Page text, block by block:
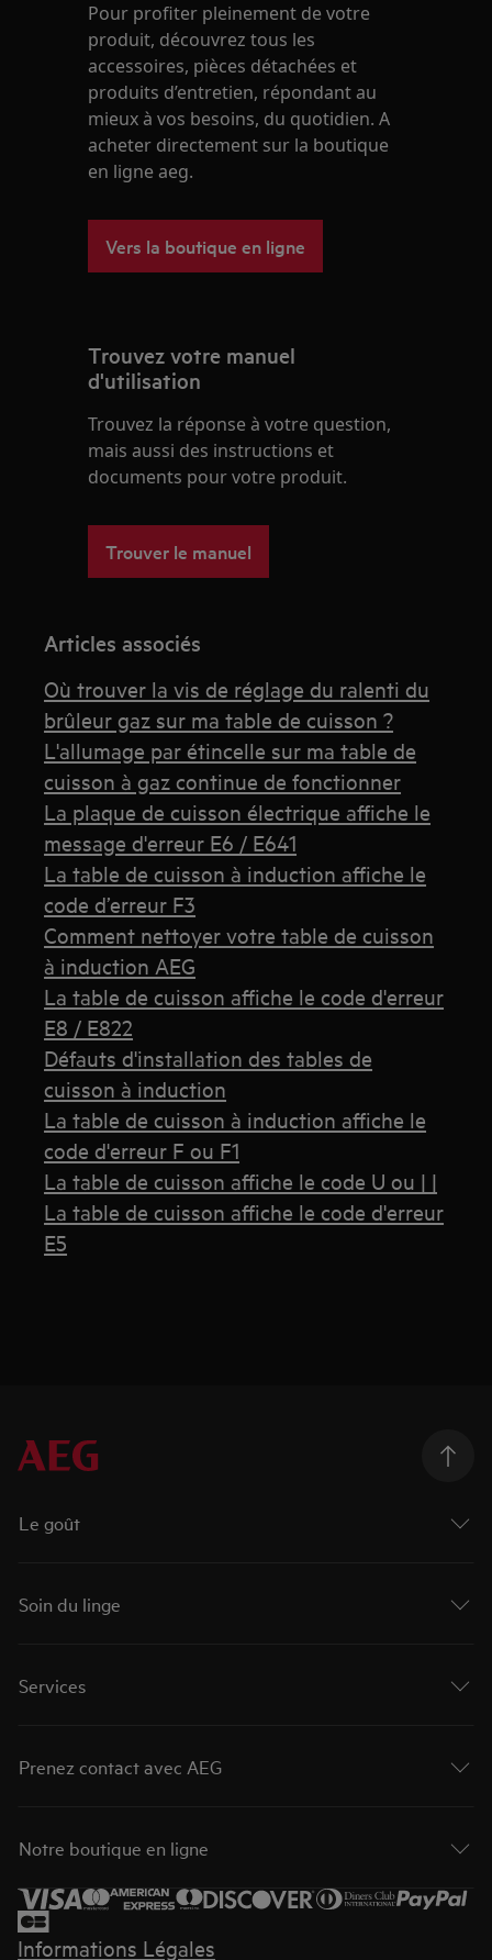
Pour profiter pleinement de votre
produit, découvrez tous les
accessoires, pièces détachées et
produits d’entretien, répondant au
mieux à vos besoins, du quotidien. A
acheter directement sur la boutique
en ligne aeg.
Vers la boutique en ligne
Trouvez votre manuel
d'utilisation
Trouvez la réponse à votre question,
mais aussi des instructions et
documents pour votre produit.
Trouver le manuel
Articles associés
Où trouver la vis de réglage du ralenti du
brûleur gaz sur ma table de cuisson ?
L'allumage par étincelle sur ma table de
cuisson à gaz continue de fonctionner
La plaque de cuisson électrique affiche le
message d'erreur E6 / E641
La table de cuisson à induction affiche le
code d’erreur F3
Comment nettoyer votre table de cuisson
à induction AEG
La table de cuisson affiche le code d'erreur
E8 / E822
Défauts d'installation des tables de
cuisson à induction
La table de cuisson à induction affiche le
code d'erreur F ou F1
La table de cuisson affiche le code U ou | |
La table de cuisson affiche le code d'erreur
E5
Le goût
Soin du linge
Services
Prenez contact avec AEG
Notre boutique en ligne
Informations Légales